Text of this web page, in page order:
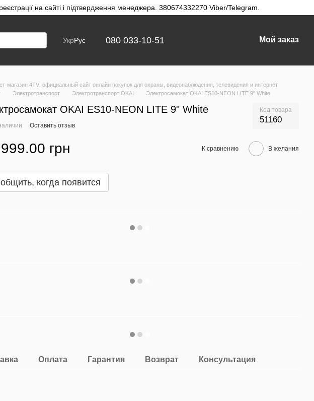
на сайті і підтвердження менеджера. 380674332270 Viber/Telegram.
УкрРус 080 033-10-51 Мой заказ
магазин 4TV: официальный сайт онлайн покупок для охраны, видеонаблюдения, телевидения и интернет
Электротранспорт Электротранспорт OKAI Электросамокат OKAI ES10-NEON LITE 9" White
OKAI ES10-NEON LITE 9" White Код товара
51160
Оставить отзыв
грн К сравнению В желания
когда появится
Оплата Гарантия Возврат Консультация